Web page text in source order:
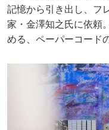
記憶から引き出し、フ
家・金澤知之氏に依頼
める、ペーパーコード